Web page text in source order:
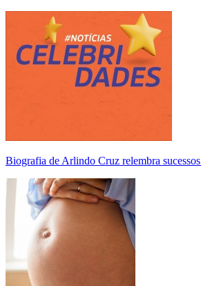
Biografia de Arlindo Cruz relembra